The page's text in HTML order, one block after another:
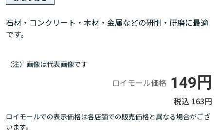
石材・コンクリート・木材・金属などの研削・研磨に最適
です。
（注）画像は代表画像です
ロイモール価格 149円
163円
ロイモールでの表示価格は各店舗での販売価格と異なる場合がござ
います。